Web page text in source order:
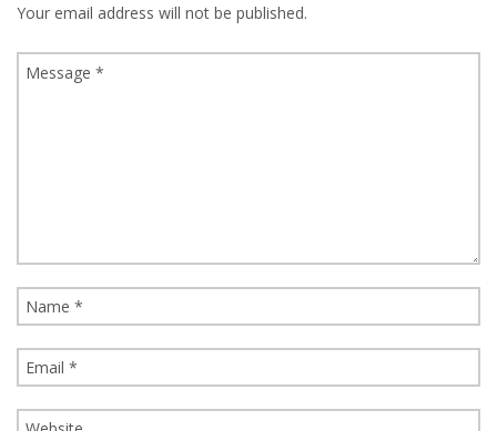
Your email address will not be published.